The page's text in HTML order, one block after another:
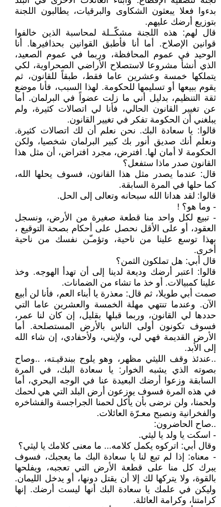
بدءوا فعلا يبعثون الشكاوى والبرقيات، يطالبون اللجنة
بتوزيع أرضك عليهم.
قال لهم: هذه اللجنة مشكّــلة لمحاسبة الذين خالفوا
قوانين الإصلاح. أما أنا فأطبق القوانين بحذافيرها. أنا
الوحيد في عموم المحافظة، وربما في عموم الصعيد،
الذي أنشأ مشروعا لاستصلاح الأراضي الصحراوية، لكي
يتملكها خمسة وعشرين عاما فقط، طبقاً للقانون، ثم
يقوم ببيعها أو تسليمها للحكومة. لهذا السبب، فأنا موضع
ثقة التنظيم، بدليل أني ما زلت عضواً في البرلمان. أما
عن تغيير القانون الحالي، فأنا لي اتصالات كثيرة، ولم
يبلغني أن الحكومة تفكر في تغيير القانون.
قالوا: يا سعادة البك. نحن نعلم أن لك اتصالات كثيرة.
ونعلم أنك صديق أنور بك كبير البرلمان شخصيا، ولكن
الحكومة لا أمان لها. افترض، مجرد افتراض، أن مثل هذا
القانون صدر ماذا ستفعل؟
قال: عندما يصدر مثل هذا القانون، فسوف يحلها الله،
كما حلها في المرة السابقة.
قالوا: لقد هدانا الله سبحانه وتعالى إلى الحل.
- وما هو؟ !
- تبيع لكل واحد منا قطعة صغيرة من الأرض، ونسجل
العقود، أو على الأقل نحصل على أحكام بصحة التوقيع ،
بهذا توسع علينا من ناحية، وتؤمـّن نفسك من ناحية
أخرى.
قال أبي: هل تملكون الثمن؟
قالوا: اعتبر أرضك وديعة لدينا إلى أن تهدأ الهوجه. وخذ
علينا كمبيالات. أو خذ ما تشاء من الضمانات.
صمت أبي طويلا، ثم قال: معذرة يا أبناء العم، فأنا لن أبيع
الآن. وعندما تنتهي مهلة الخمسة والعشرين عاما التي
حددها لي القانون، وربما قبلها بقليل، إن كان لنا عمر،
فسوف تكونون أولى الناس بالأرض المستصلحة. أما
الأرض القديمة فهي لي، ولإبني، ولأحفادي، إن شاء الله
إلى الأبد.
..عندئذ وقف الليثي مظهر، وهو يلوح ببندقيـته، ..وصاح
بصوته الذي يشبه الخوار: يا سعادة البك، في المرة
السابقة وزعوا أرضك البعيدة عنا في الوجه البحري، أما
في هذه المرة فسوف يوزعون أرض البلد التي هي لحمك
ولحمنا، ولن نرضى بأن يأكل لحمنا الجراجسة والفشاخره
والفخرانية ونصبح معـرّة العائلات.
..صاح الحاضرون:
- اسكت يا ولد يا ليثي.
وقال أبي: اتركوه يكمل كلامه... ما معنى كلامك يا ليثي؟
- معناه: إذا لم تبع لنا يا سعادة البك ما يعجبك، فسوف
يبرك كل منا على قطعة الأرض التي تعجبه، ويفلحها
بالقوة، ولا يتركها لك إلا أن يقتل دونها، أو يدخل الليمان.
وليكن في علمك يا سعادة البك أنها ليست أرضك. إنها
كرامتنا، وكرامة العائلة.